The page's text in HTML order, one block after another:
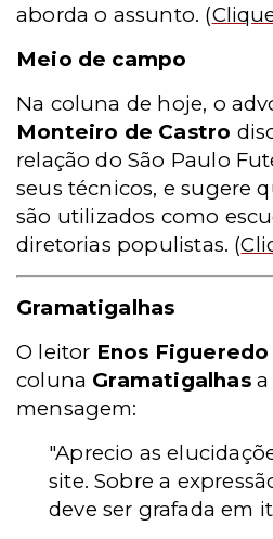
aborda o assunto. (
Meio de campo
Na coluna de hoje, o
Monteiro de Castro
relação do São Paulo
seus técnicos, e sugere
são utilizados como
diretorias populistas. (
Gramatigalhas
O leitor Enos
coluna Gramatigalhasa
mensagem:
"Aprecio as
site. Sobre a
deve ser grafada em